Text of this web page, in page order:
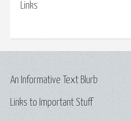
Links
Links to Important Stuff
An Informative Text Blurb